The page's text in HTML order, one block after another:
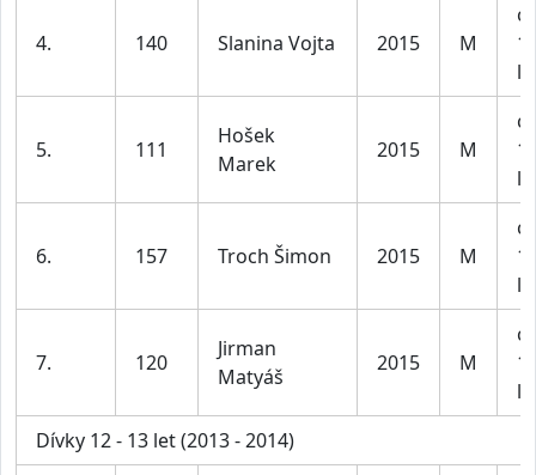
4. 140 Slanina Vojta 2015 M
5. 111
Hošek
Marek
2015 M
6. 157 Troch Šimon 2015 M
7. 120
Jirman
Matyáš
2015 M
Dívky 12 - 13 let (2013 - 2014)